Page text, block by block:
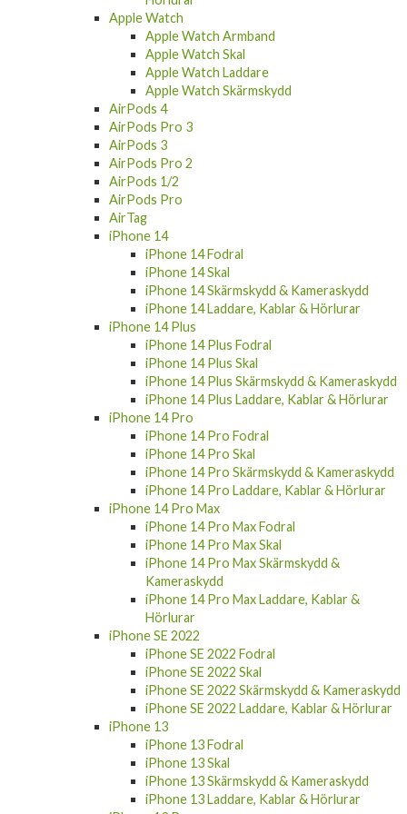
Apple Watch
Apple Watch Armband
Apple Watch Skal
Apple Watch Laddare
Apple Watch Skärmskydd
AirPods 4
AirPods Pro 3
AirPods 3
AirPods Pro 2
AirPods 1/2
AirPods Pro
AirTag
iPhone 14
iPhone 14 Fodral
iPhone 14 Skal
iPhone 14 Skärmskydd & Kameraskydd
iPhone 14 Laddare, Kablar & Hörlurar
iPhone 14 Plus
iPhone 14 Plus Fodral
iPhone 14 Plus Skal
iPhone 14 Plus Skärmskydd & Kameraskydd
iPhone 14 Plus Laddare, Kablar & Hörlurar
iPhone 14 Pro
iPhone 14 Pro Fodral
iPhone 14 Pro Skal
iPhone 14 Pro Skärmskydd & Kameraskydd
iPhone 14 Pro Laddare, Kablar & Hörlurar
iPhone 14 Pro Max
iPhone 14 Pro Max Fodral
iPhone 14 Pro Max Skal
iPhone 14 Pro Max Skärmskydd &
Kameraskydd
iPhone 14 Pro Max Laddare, Kablar &
Hörlurar
iPhone SE 2022
iPhone SE 2022 Fodral
iPhone SE 2022 Skal
iPhone SE 2022 Skärmskydd & Kameraskydd
iPhone SE 2022 Laddare, Kablar & Hörlurar
iPhone 13
iPhone 13 Fodral
iPhone 13 Skal
iPhone 13 Skärmskydd & Kameraskydd
iPhone 13 Laddare, Kablar & Hörlurar